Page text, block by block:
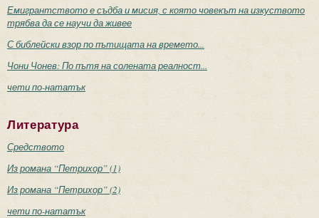
Емигрантството е съдба и мисия, с която човекът на изкуството
трябва да се научи да живее
С библейски взор по пътищата на времето...
Чони Чонев: По пътя на солената реалност...
чети по-нататък
Литература
Средството
Из романа “Петрихор” (1)
Из романа “Петрихор” (2)
чети по-нататък